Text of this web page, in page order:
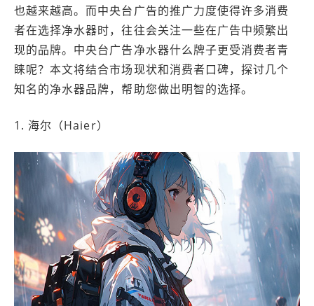
也越来越高。而中央台广告的推广力度使得许多消费
者在选择净水器时，往往会关注一些在广告中频繁出
现的品牌。中央台广告净水器什么牌子更受消费者青
睐呢？本文将结合市场现状和消费者口碑，探讨几个
知名的净水器品牌，帮助您做出明智的选择。
1. 海尔（Haier）